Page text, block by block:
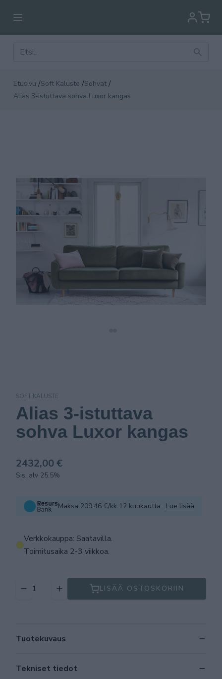
Etusivu /Soft Kaluste /Sohvat /
Alias 3-istuttava sohva Luxor kangas
SOFT KALUSTE
Alias 3-istuttava
sohva Luxor kangas
2432,00 €
Sis. alv 25.5%
Maksa 209.46 €/kk 12 kuukautta. Lue lisää
Verkkokauppa: Saatavilla.
Toimitusaika 2-3 viikkoa.
LISÄÄ OSTOSKORIIN
Tuotekuvaus
Tekniset tiedot